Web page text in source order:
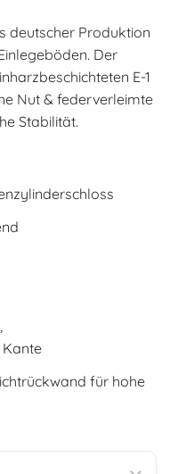
deutscher Produktion
Der
E-1
Nut & federverleimte
Stabilität.
Kante
für hohe